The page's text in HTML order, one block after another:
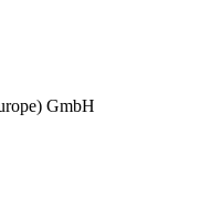
GmbH